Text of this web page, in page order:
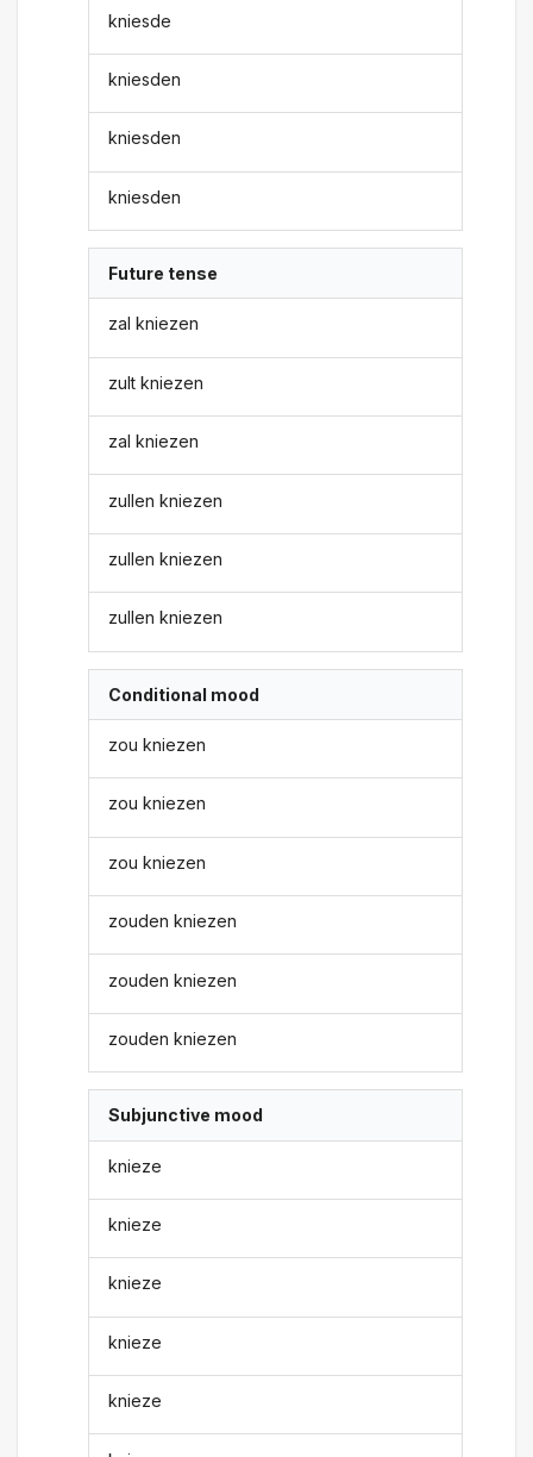
kniesde
kniesden
kniesden
kniesden
Future tense
zal kniezen
zult kniezen
zal kniezen
zullen kniezen
zullen kniezen
zullen kniezen
Conditional mood
zou kniezen
zou kniezen
zou kniezen
zouden kniezen
zouden kniezen
zouden kniezen
Subjunctive mood
knieze
knieze
knieze
knieze
knieze